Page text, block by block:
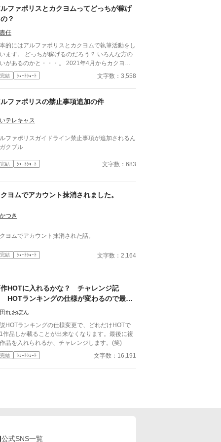
ファポリスとカクヨムってどっちが稼げ
？
任
的にはアルファポリスとカクヨムで執筆活動をし
ます。 どっちが稼げるのだろう？ いろんな方の
があるのかと・・・。 2021年4月からカクヨム
2021年5月からアルファポリスで執筆を開始しま
の場合ですが、実データを元
完結 ｼｮｰﾄｼｮｰﾄ 文字数：3,558
ファポリスの禁止事項追加の件
テレキャス
ファポリスガイドライン禁止事項が追加されるん
クブル
完結 ｼｮｰﾄｼｮｰﾄ 文字数：683
ヨムでアカウント抹消されました。
つき
ヨムでアカウント抹消された話。
完結 ｼｮｰﾄｼｮｰﾄ 文字数：2,164
HOTに入れるかな？ チャレンジ記
HOTランキングの仕様が変わるので最後
数作品いけるかどうかチャレンジをして
れおぽん
HOTランキングの仕様変更で、どれだけHOTで
作品しか載ることが出来なくなります。最後に複
品を入れられるか、チャレンジします。(笑)
完結 ｼｮｰﾄｼｮｰﾄ 文字数：16,191
公式SNS一覧